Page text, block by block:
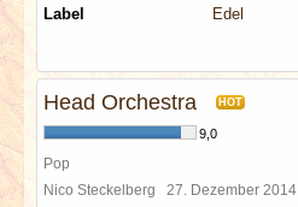
Label
Edel
Head Orchestra HOT
9,0
Pop
Nico Steckelberg 27. Dezember 2014